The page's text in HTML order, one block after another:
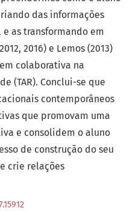
das informações
as transformando em
2016) e Lemos (2013)
colaborativa na
(TAR). Conclui-se que
contemporâneos
que promovam uma
e consolidem o aluno
de construção do seu
crie relações